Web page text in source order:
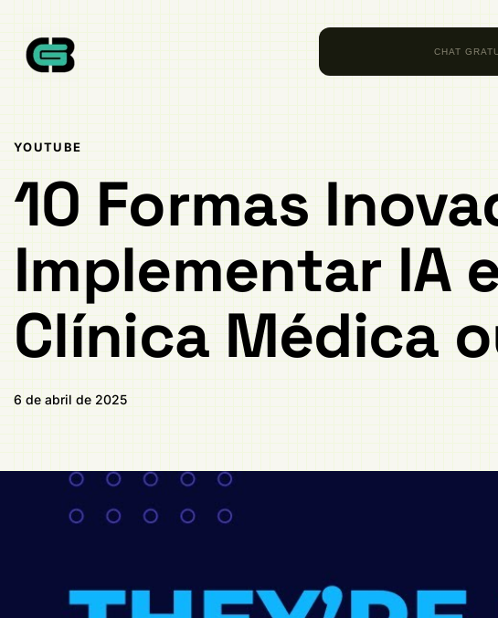
CHAT
YOUTUBE
10 Formas
Implementar IA
Clínica Médica
6 de abril de 2025